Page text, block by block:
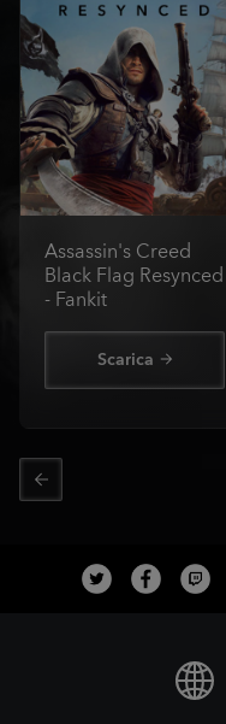
Assassin's Creed
Black Flag Resynced
- Fankit
Scarica